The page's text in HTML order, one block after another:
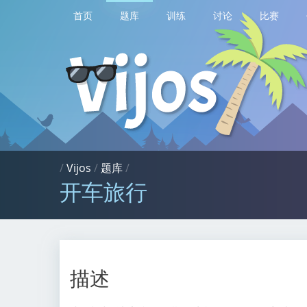
首页 题库 训练 讨论 比赛
/Vijos /题库/
开车旅行
描述